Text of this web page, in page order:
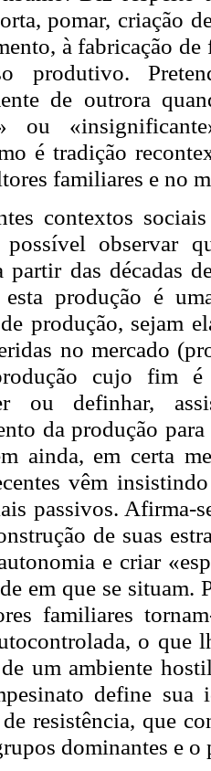
pomar, criação
à fabricação
produtivo.
de outrora
ou
é tradição
familiares e no
contextos
observar
partir das décadas
esta produção é
produção, sejam
no mercado
cujo fim
ou definhar,
da produção
ainda, em certa
vêm
passivos. Afirma-
de suas
e criar
em que se situam.
familiares
o que
um ambiente
define sua
resistência, que
dominantes e